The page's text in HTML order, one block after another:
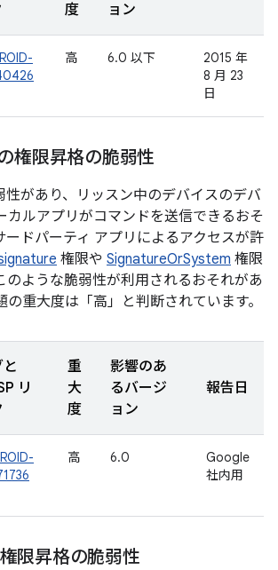
度
ョン
高 6.0 以下
2015 年
8 月 23
日
権限昇格の脆弱性
があり、リッスン中のデバイスのデバ
カルアプリがコマンドを送信できるおそ
ードパーティ アプリによるアクセスが許
権限や SignatureOrSystem 権限
のような脆弱性が利用されるおそれがあ
の重大度は「高」と判断されています。
リ
重
大
度
影響のあ
るバージ
ョン
報告日
高 6.0
Google
社内用
限昇格の脆弱性